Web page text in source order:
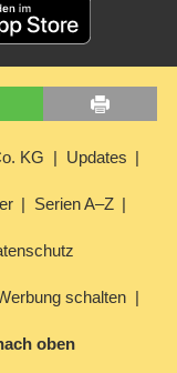
KG Updates
Serien A–Z
schalten
oben